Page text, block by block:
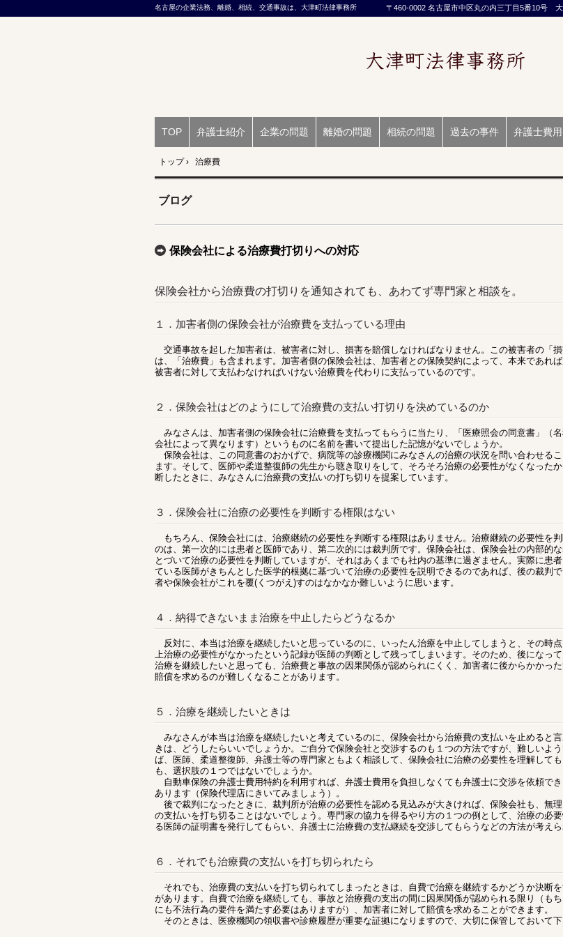
名古屋の企業法務、離婚、相続、交通事故は、大津町法律事務所 〒460-0002 名古屋市中区丸の内三丁目5番10号
TOP 弁護士紹介 企業の問題 離婚の問題 相続の問題 過去の事件 弁護士費用
トップ› 治療費
ブログ
保険会社による治療費打切りへの対応
保険会社から治療費の打切りを通知されても、あわてず専門家と相談を。
１．加害者側の保険会社が治療費を支払っている理由
交通事故を起した加害者は、被害者に対し、損害を賠償しなければなりません。この被害者の「
は、「治療費」も含まれます。加害者側の保険会社は、加害者との保険契約によって、本来であれ
被害者に対して支払わなければいけない治療費を代わりに支払っているのです。
２．保険会社はどのようにして治療費の支払い打切りを決めているのか
みなさんは、加害者側の保険会社に治療費を支払ってもらうに当たり、「医療照会の同意書」（
会社によって異なります）というものに名前を書いて提出した記憶がないでしょうか。
保険会社は、この同意書のおかげで、病院等の診療機関にみなさんの治療の状況を問い合わせるこ
ます。そして、医師や柔道整復師の先生から聴き取りをして、そろそろ治療の必要性がなくなった
断したときに、みなさんに治療費の支払いの打ち切りを提案しています。
３．保険会社に治療の必要性を判断する権限はない
もちろん、保険会社には、治療継続の必要性を判断する権限はありません。治療継続の必要性を
のは、第一次的には患者と医師であり、第二次的には裁判所です。保険会社は、保険会社の内部的
とづいて治療の必要性を判断していますが、それはあくまでも社内の基準に過ぎません。実際に患
ている医師がきちんとした医学的根拠に基づいて治療の必要性を説明できるのであれば、後の裁判
者や保険会社がこれを覆(くつがえ)すのはなかなか難しいように思います。
４．納得できないまま治療を中止したらどうなるか
反対に、本当は治療を継続したいと思っているのに、いったん治療を中止してしまうと、その時
上治療の必要性がなかったという記録が医師の判断として残ってしまいます。そのため、後になっ
治療を継続したいと思っても、治療費と事故の因果関係が認められにくく、加害者に後からかかっ
賠償を求めるのが難しくなることがあります。
５．治療を継続したいときは
みなさんが本当は治療を継続したいと考えているのに、保険会社から治療費の支払いを止めると言
きは、どうしたらいいでしょうか。ご自分で保険会社と交渉するのも１つの方法ですが、難しいよ
ば、医師、柔道整復師、弁護士等の専門家ともよく相談して、保険会社に治療の必要性を理解しても
も、選択肢の１つではないでしょうか。
自動車保険の弁護士費用特約を利用すれば、弁護士費用を負担しなくても弁護士に交渉を依頼で
あります（保険代理店にきいてみましょう）。
後で裁判になったときに、裁判所が治療の必要性を認める見込みが大きければ、保険会社も、無
の支払いを打ち切ることはないでしょう。専門家の協力を得るやり方の１つの例として、治療の必
る医師の証明書を発行してもらい、弁護士に治療費の支払継続を交渉してもらうなどの方法が考えら
６．それでも治療費の支払いを打ち切られたら
それでも、治療費の支払いを打ち切られてしまったときは、自費で治療を継続するかどうか決断
があります。自費で治療を継続しても、事故と治療費の支出の間に因果関係が認められる限り（も
にも不法行為の要件を満たす必要はありますが）、加害者に対して賠償を求めることができます。
そのときは、医療機関の領収書や診療履歴が重要な証拠になりますので、大切に保管しておいて下